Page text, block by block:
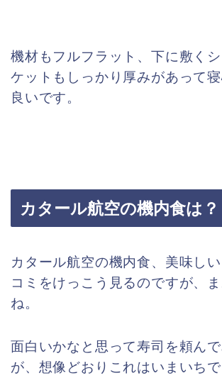
機材もフルフラット、下に敷く
ケットもしっかり厚みがあって
良いです。
カタール航空の機内食は？
カタール航空の機内食、美味し
コミをけっこう見るのですが、
ね。
面白いかなと思って寿司を頼ん
が、想像どおりこれはいまいちで